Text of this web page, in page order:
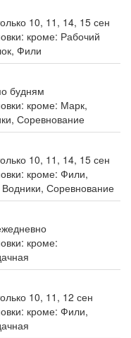
10, 11, 14, 15 сен
кроме: Рабочий
Фили
будням
кроме: Марк,
Соревнование
10, 11, 14, 15 сен
кроме: Фили,
Соревнование
кроме:
10, 11, 12 сен
кроме: Фили,